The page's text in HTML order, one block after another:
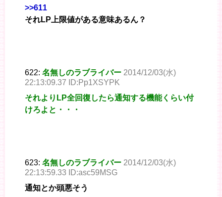
>>611
それLP上限値がある意味あるん？
622: 名無しのラブライバー 2014/12/03(水)
22:13:09.37 ID:Pp1XSYPK
それよりLP全回復したら通知する機能くらい付
けろよと・・・
623: 名無しのラブライバー 2014/12/03(水)
22:13:59.33 ID:asc59MSG
通知とか頭悪そう